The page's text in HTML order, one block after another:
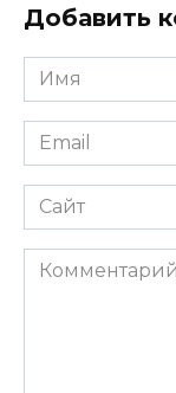
Добавить
Имя
*
Email
*
Сайт
Комментарий